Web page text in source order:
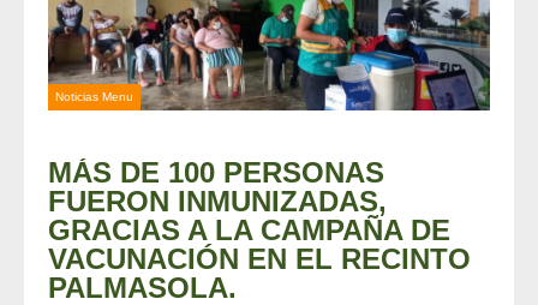
Noticias Menu
MÁS DE 100 PERSONAS
FUERON INMUNIZADAS,
GRACIAS A LA CAMPAÑA DE
VACUNACIÓN EN EL RECINTO
PALMASOLA.